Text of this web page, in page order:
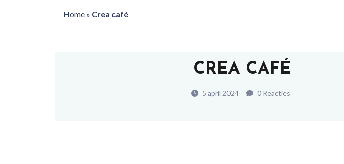
Home» Crea café
CREA CAFÉ
5 april 2024 0 Reacties